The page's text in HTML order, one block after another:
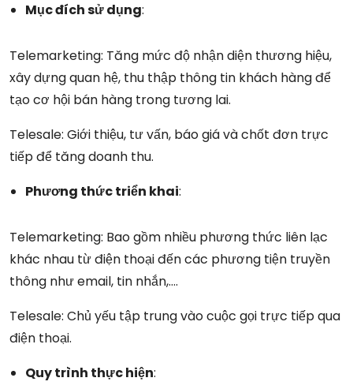
Mục đích sử dụng:
Telemarketing: Tăng mức độ nhận diện thương hiệu,
xây dựng quan hệ, thu thập thông tin khách hàng để
tạo cơ hội bán hàng trong tương lai.
Telesale: Giới thiệu, tư vấn, báo giá và chốt đơn trực
tiếp để tăng doanh thu.
Phương thức triển khai:
Telemarketing: Bao gồm nhiều phương thức liên lạc
khác nhau từ điện thoại đến các phương tiện truyền
thông như email, tin nhắn,….
Telesale: Chủ yếu tập trung vào cuộc gọi trực tiếp qua
điện thoại.
Quy trình thực hiện: